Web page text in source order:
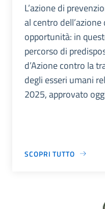
L’azione di
al centro
opportunità: in
percorso di
d’Azione contro la
degli esseri umani
2025, approvato
SCOPRI TUTTO